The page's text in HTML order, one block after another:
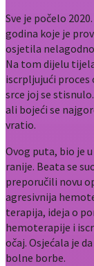
Sve je počelo
godina koje je
osjetila
Na tom dijelu
iscrpljujući proces
srce joj se
ali bojeći se
vratio.
Ovog puta, bio je
ranije. Beata se
preporučili novu
agresivnija
terapija, ideja o
hemoterapije i
očaj. Osjećala je
bolne borbe.